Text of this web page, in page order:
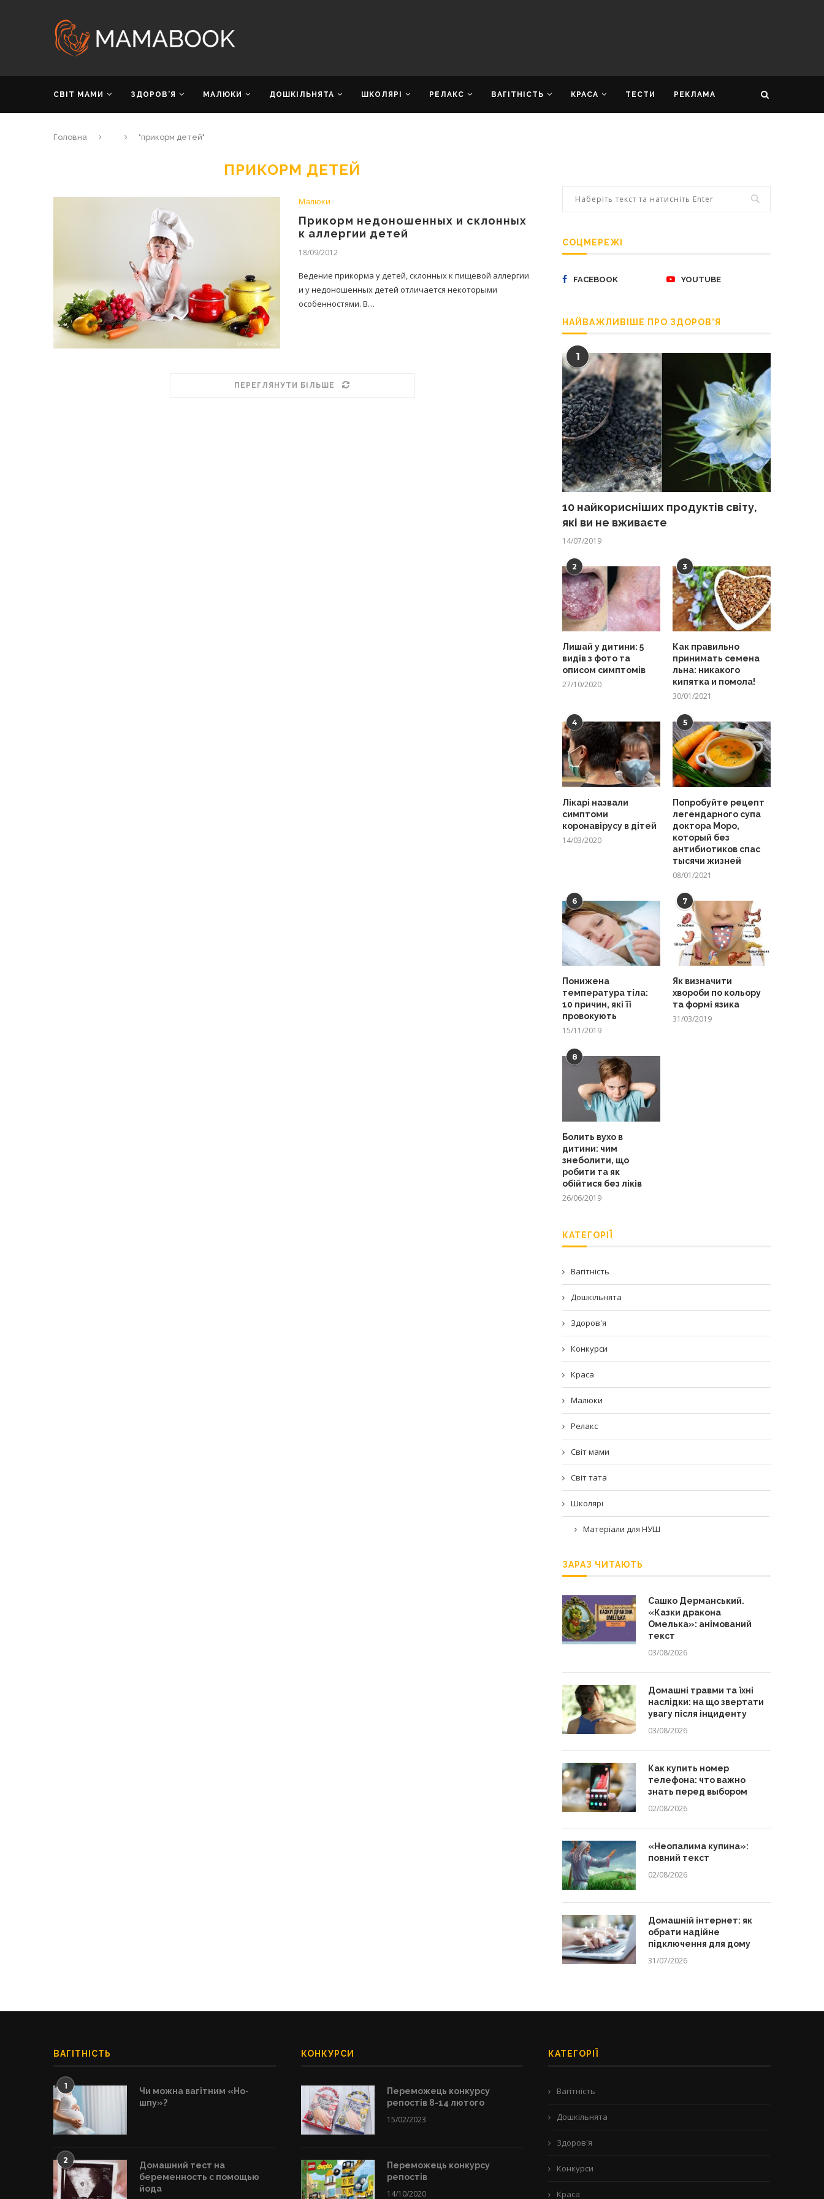
СВІТ МАМИ ЗДОРОВ’Я МАЛЮКИ ДОШКІЛЬНЯТА ШКОЛЯРІ РЕЛАКС ВАГІТНІСТЬ КРАСА ТЕСТИ РЕКЛАМА
Головна "прикорм детей"
ПРИКОРМ ДЕТЕЙ
Малюки
Прикорм недоношенных и склонных
к аллергии детей
18/09/2012
Ведение прикорма у детей, склонных к пищевой аллергии
и у недоношенных детей отличается некоторыми
особенностями. В…
ПЕРЕГЛЯНУТИ БІЛЬШЕ
СОЦМЕРЕЖІ
FACEBOOK YOUTUBE
НАЙВАЖЛИВІШЕ ПРО ЗДОРОВ’Я
1
10 найкорисніших продуктів світу,
які ви не вживаєте
14/07/2019
2
Лишай у дитини: 5
видів з фото та
описом симптомів
27/10/2020
3
Как правильно
принимать семена
льна: никакого
кипятка и помола!
30/01/2021
4
Лікарі назвали
симптоми
коронавірусу в дітей
14/03/2020
5
Попробуйте рецепт
легендарного супа
доктора Моро,
который без
антибиотиков спас
тысячи жизней
08/01/2021
6
Понижена
температура тіла:
10 причин, які її
провокують
15/11/2019
7
Як визначити
хвороби по кольору
та формі язика
31/03/2019
8
Болить вухо в
дитини: чим
знеболити, що
робити та як
обійтися без ліків
26/06/2019
КАТЕГОРІЇ
Вагітність
Дошкільнята
Здоров'я
Конкурси
Краса
Малюки
Релакс
Світ мами
Світ тата
Школярі
Матеріали для НУШ
ЗАРАЗ ЧИТАЮТЬ
Сашко Дерманський.
«Казки дракона
Омелька»: анімований
текст
03/08/2026
Домашні травми та їхні
наслідки: на що звертати
увагу після інциденту
03/08/2026
Как купить номер
телефона: что важно
знать перед выбором
02/08/2026
«Неопалима купина»:
повний текст
02/08/2026
Домашній інтернет: як
обрати надійне
підключення для дому
31/07/2026
ВАГІТНІСТЬ
1
Чи можна вагітним «Но-
шпу»?
2
Домашний тест на
беременность с помощью
йода
КОНКУРСИ
Переможець конкурсу
репостів 8-14 лютого
15/02/2023
Переможець конкурсу
репостів
14/10/2020
КАТЕГОРІЇ
Вагітність
Дошкільнята
Здоров'я
Конкурси
Краса